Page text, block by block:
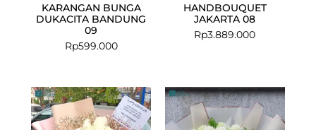
KARANGAN BUNGA
DUKACITA BANDUNG
09
Rp599.000
HANDBOUQUET
JAKARTA 08
Rp3.889.000
Original
price
was:
Current
price
is: